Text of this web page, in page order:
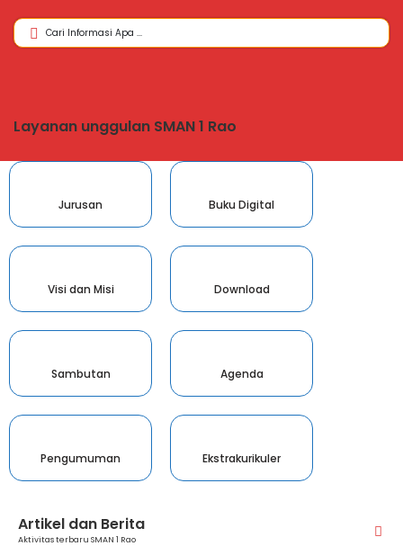
Layanan unggulan SMAN 1 Rao
Jurusan Buku Digital
Visi dan Misi Download
Sambutan Agenda
Pengumuman Ekstrakurikuler
Artikel dan Berita
Aktivitas terbaru SMAN 1 Rao